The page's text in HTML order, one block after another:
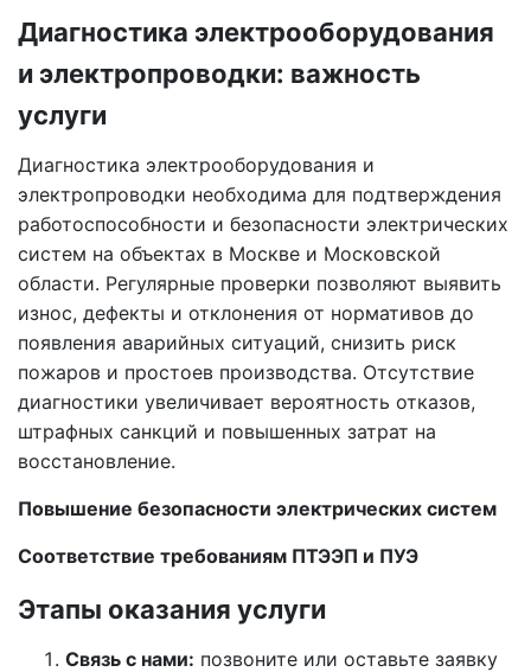
Диагностика электрооборудования
и электропроводки: важность
услуги
Диагностика электрооборудования и
электропроводки необходима для подтверждения
работоспособности и безопасности электрических
систем на объектах в Москве и Московской
области. Регулярные проверки позволяют выявить
износ, дефекты и отклонения от нормативов до
появления аварийных ситуаций, снизить риск
пожаров и простоев производства. Отсутствие
диагностики увеличивает вероятность отказов,
штрафных санкций и повышенных затрат на
восстановление.
Повышение безопасности электрических систем
Соответствие требованиям ПТЭЭП и ПУЭ
Этапы оказания услуги
Связь с нами: позвоните или оставьте заявку